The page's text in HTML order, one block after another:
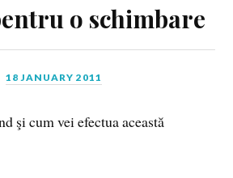
o schimbare
18 JANUARY 2011
şi cum vei efectua această